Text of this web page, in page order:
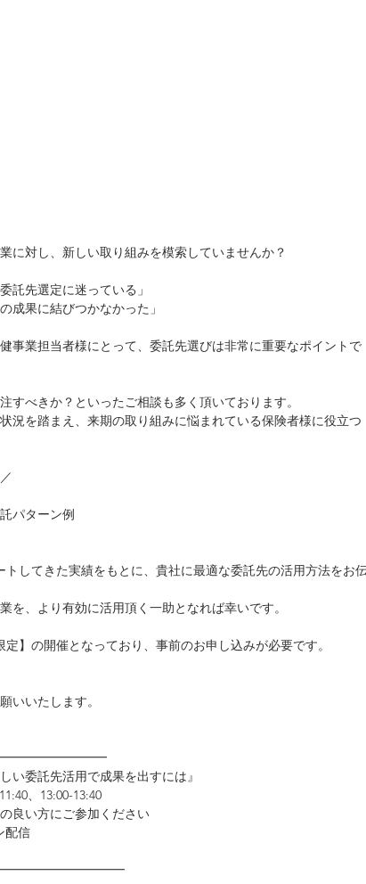
に対し、新しい取り組みを模索していませんか？
託先選定に迷っている」
成果に結びつかなかった」
事業担当者様にとって、委託先選びは非常に重要なポイントで
すべきか？といったご相談も多く頂いております。
況を踏まえ、来期の取り組みに悩まれている保険者様に役立つ
パターン例
トしてきた実績をもとに、貴社に最適な委託先の活用方法をお
を、より有効に活用頂く一助となれば幸いです。
】の開催となっており、事前のお申し込みが必要です。
いいたします。
い委託先活用で成果を出すには』
、13:00-13:40
良い方にご参加ください
配信